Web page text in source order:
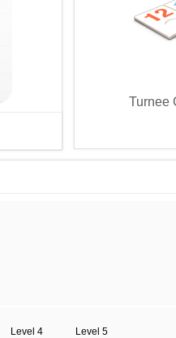
Turnee
Level 4 Level 5